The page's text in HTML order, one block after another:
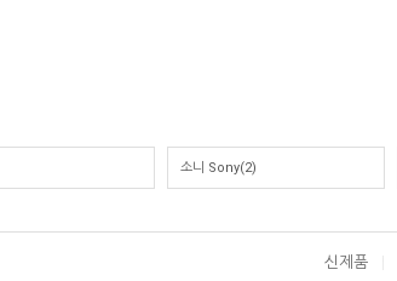
소니 Sony(2)
신제품